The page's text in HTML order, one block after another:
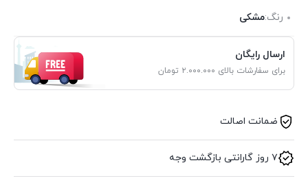
رنگ:مشکی
ارسال رایگان
برای سفارشات بالای ۲.۰۰۰.۰۰۰ تومان
ضمانت اصالت
۷ روز گارانتی بازگشت وجه